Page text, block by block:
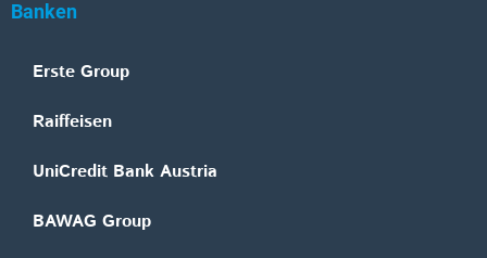
Banken
Erste Group
Raiffeisen
UniCredit Bank Austria
BAWAG Group